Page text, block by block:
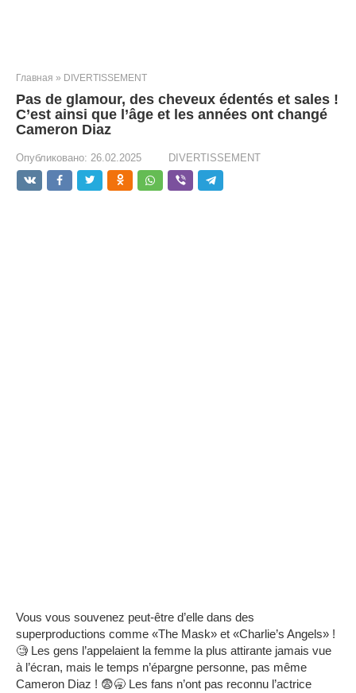
Главная » DIVERTISSEMENT
Pas de glamour, des cheveux édentés et sales !
C’est ainsi que l’âge et les années ont changé
Cameron Diaz
Опубликовано: 26.02.2025 DIVERTISSEMENT
Vous vous souvenez peut-être d’elle dans des
superproductions comme «The Mask» et «Charlie’s Angels» !
🧐 Les gens l’appelaient la femme la plus attirante jamais vue
à l’écran, mais le temps n’épargne personne, pas même
Cameron Diaz ! 😨🥱 Les fans n’ont pas reconnu l’actrice